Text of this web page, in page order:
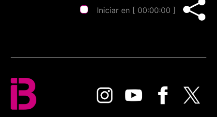
Iniciar en [ 00:00:00 ]